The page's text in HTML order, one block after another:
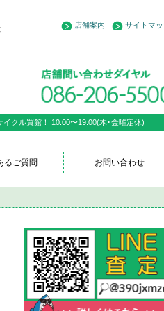
店舗案内 サイトマ
クル買館！ 10:00〜19:00(木･金曜定休)
るご質問 お問い合わせ